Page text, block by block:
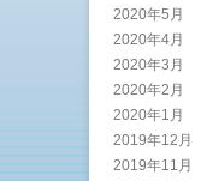
2020年5月
2020年4月
2020年3月
2020年2月
2020年1月
2019年12月
2019年11月